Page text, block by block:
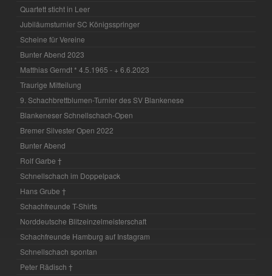
Quartett sticht in Leer
Jubiläumsturnier SC Königsspringer
Scheine für Vereine
Bunter Abend 2023
Matthias Gerndt * 4.5.1965 - + 6.6.2023
Traurige Mitteilung
9. Schachbrettblumen-Turnier des SV Blankenese
Blankeneser Schnellschach-Open
Bremer Silvester Open 2022
Bunter Abend
Rolf Garbe †
Schnellschach im Doppelpack
Hans Grube †
Schachfreunde T-Shirts
Norddeutsche Blitzeinzelmeisterschaft
Schachfreunde Hamburg auf Instagram
Schnellschach spontan
Peter Rädisch †